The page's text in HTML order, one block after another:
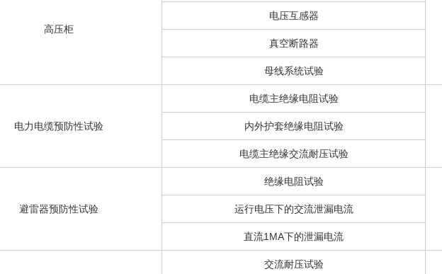
高压柜
电压互感器
真空断路器
母线系统试验
电力电缆预防性试验
电缆主绝缘电阻试验
内外护套绝缘电阻试验
电缆主绝缘交流耐压试验
避雷器预防性试验
绝缘电阻试验
运行电压下的交流泄漏电流
直流1MA下的泄漏电流
交流耐压试验